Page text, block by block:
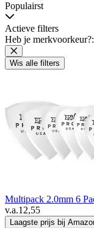
Populairst
Actieve filters
Heb je
Wis alle filters
Multipack 2.0mm 6
v.a.12,55
Laagste prijs bij